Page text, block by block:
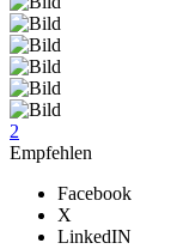
2
Empfehlen
Facebook
X
LinkedIN